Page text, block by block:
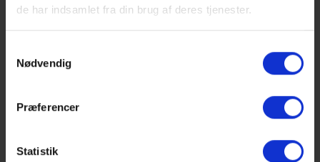
de har indsamlet fra din brug af deres tjenester.
Nødvendig
Præferencer
Statistik
Afslutning
Vi ved endnu ikke, hvordan vi må fejre studenterne, men det
ligger os meget på sinde at udtænke kreative og alternative
deres familier. Så her må vi afvente hvilke rammer vi må fejre
jer under.
alle 3.g’ere bliver studenter.